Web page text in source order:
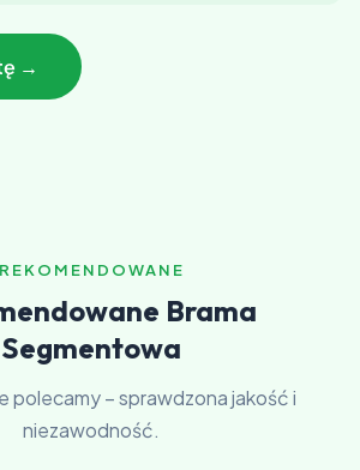
→
REKOMENDOWANE
Brama
Segmentowa
polecamy – sprawdzona jakość i
niezawodność.